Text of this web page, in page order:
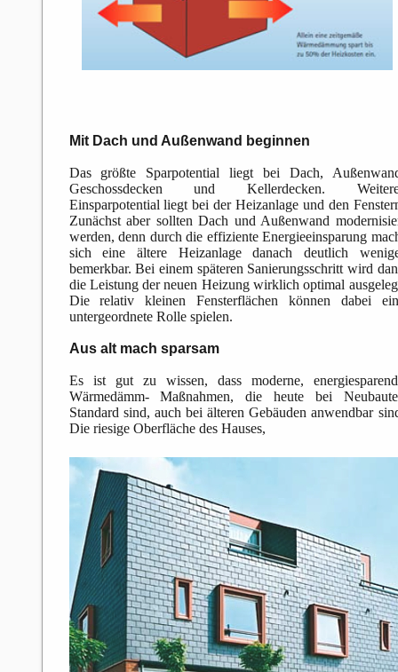
Mit Dach und Außenwand beginnen
Das größte Sparpotential liegt bei Dach,
Geschossdecken und Kellerdecken.
Einsparpotential liegt bei der Heizanlage und den
Zunächst aber sollten Dach und Außenwand
werden, denn durch die effiziente Energieeinsparung
sich eine ältere Heizanlage danach deutlich
bemerkbar. Bei einem späteren Sanierungsschritt wird
die Leistung der neuen Heizung wirklich optimal
Die relativ kleinen Fensterflächen können dabei
untergeordnete Rolle spielen.
Aus alt mach sparsam
Es ist gut zu wissen, dass moderne,
Wärmedämm- Maßnahmen, die heute bei
Standard sind, auch bei älteren Gebäuden anwendbar
Die riesige Oberfläche des Hauses,